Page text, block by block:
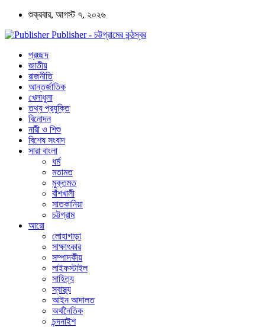
শুক্রবার, আগস্ট ৭, ২০২৬
Publisher - চট্টগ্রামের কন্ঠস্বর
প্রচ্ছদ
জাতীয়
রাজনীতি
আন্তর্জাতিক
খেলাধুলা
তথ্য প্রযুক্তি
বিনোদন
নারী ও শিশু
বিশেষ সংবাদ
সারা বাংলা
ধর্ম
মতামত
মুক্তমত
বাঁশখালী
সাতকানিয়া
চট্টগ্রাম
আরো
লোহাগাড়া
সাক্ষাৎকার
সম্পাদকীয়
লাইফস্টাইল
সাহিত্য
স্বাস্থ্য
আইন আদালত
অর্থনৈতিক
চন্দনাইশ